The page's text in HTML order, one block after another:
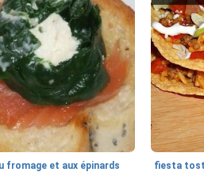
fromage et aux épinards fiesta